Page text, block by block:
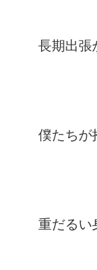
長期出張
僕たちが
重だるい